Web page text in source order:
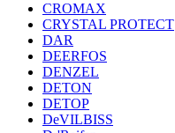
CROMAX
CRYSTAL PROTECT
DAR
DEERFOS
DENZEL
DETON
DETOP
DeVILBISS